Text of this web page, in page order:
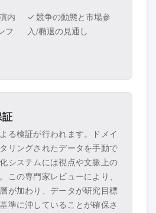
内
フ
✓ 競争の動態と市場参
入/椭退の見通し
証
る検証が行われます。ドメイ
リングされたデータを手動で
システムには視点や文脈上の
この専門家レビューにより、
が加わり、データが研究目標
準に沖していることが確保さ